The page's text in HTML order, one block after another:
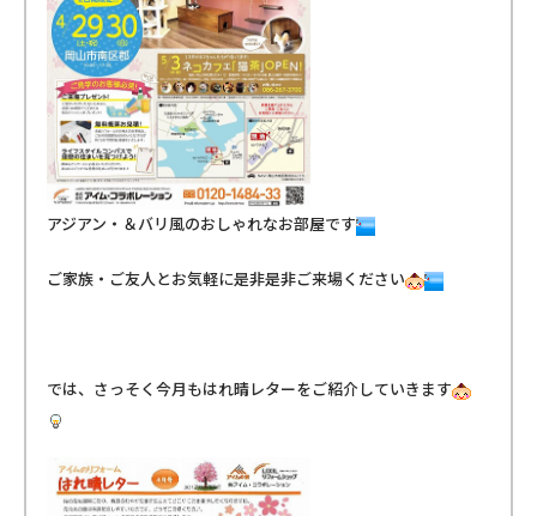
アジアン・＆バリ風のおしゃれなお部屋です
ご家族・ご友人とお気軽に是非是非ご来場ください
では、さっそく今月もはれ晴レターをご紹介していきます